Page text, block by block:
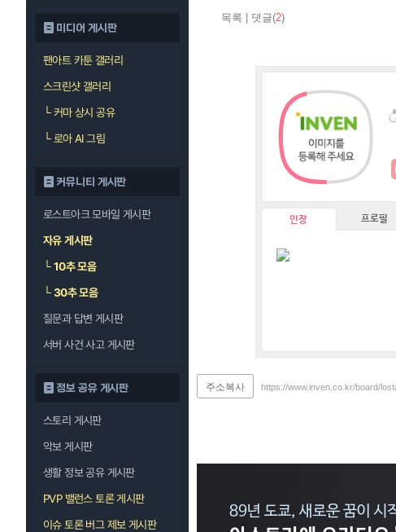
미디어 게시판
팬아트 카툰 갤러리
스크린샷 갤러리
└커마 상시 공유
└로아 AI 그림
커뮤니티 게시판
로스트아크 모바일 게시판
자유 게시판
└10추 모음
└30추 모음
질문과 답변 게시판
서버 사건 사고 게시판
정보 공유 게시판
스토리 게시판
악보 게시판
생활 정보 공유 게시판
PVP 밸런스 토론 게시판
이슈 토론 버그 제보 게시판
목록 댓글(2)
인장 프로필
주소복사 https://www.inven.co.kr/board/